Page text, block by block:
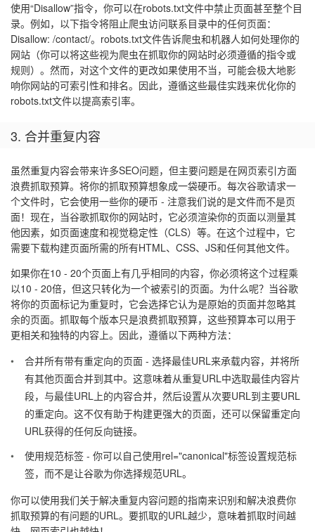
使用“Disallow”指令，你可以在robots.txt文件中禁止页面甚至整个目
录。例如，以下指令将阻止爬虫访问联系目录中的任何页面：
Disallow: /contact/。robots.txt文件告诉爬虫和机器人如何处理你的
网站（你可以将这些视为爬虫在抓取你的网站时必须遵循的指令或
规则）。然而，对这个文件的更改如果使用不当，可能会极大地影
响你网站的可索引性和排名。因此，遵循这些最佳实践来优化你的
robots.txt文件以提高索引率。
3. 合并重复内容
虽然重复内容会带来许多SEO问题，但主要问题是在网页索引方面
浪费抓取预算。将你的抓取预算想象成一袋硬币。每次谷歌请求一
个文件时，它会使用一些你的硬币 - 注意我们说的是文件而不是页
面！现在，当谷歌抓取你的网站时，它必须渲染你的页面以测量其
他因素，如页面速度和视觉稳定性（CLS）等。在这个过程中，它
需要下载构建页面所需的所有HTML、CSS、JS和任何其他文件。
如果你在10 - 20个页面上有几乎相同的内容，你必须将这个过程乘
以10 - 20倍，但这只转化为一个被索引的页面。为什么呢？当谷歌
将你的页面标记为重复时，它会选择它认为是原始的页面并忽略其
余的页面。抓取每个版本只是浪费抓取预算，这些预算本可以用于
更相关和独特的内容上。因此，遵循以下两种方法：
合并所有带有重定向的页面 - 选择最佳URL来承载内容，并将所
有其他页面合并到其中。这意味着从重复URL中选取最佳内容片
段，与最佳URL上的内容合并，然后设置从次要URL到主要URL
的重定向。这不仅有助于构建更强大的页面，还可以保留重定向
URL获得的任何反向链接。
使用规范标签 - 你可以自己使用rel="canonical"标签设置规范标
签，而不是让谷歌为你选择规范URL。
你可以使用我们关于解决重复内容问题的指南来识别和解决浪费你
抓取预算的有问题的URL。要抓取的URL越少，意味着抓取时间越